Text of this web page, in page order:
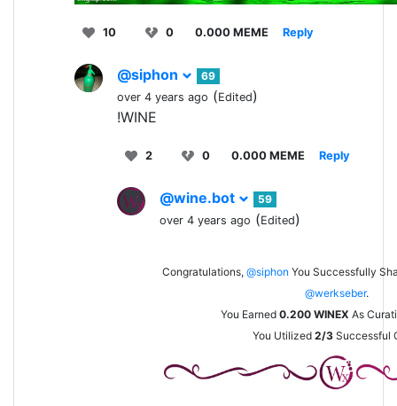
10 0 0.000 MEME Reply
@siphon
69
over 4 years ago (Edited)
!WINE
2 0 0.000 MEME Reply
@wine.bot
59
over 4 years ago (Edited)
Congratulations, @siphon You Successfully
@werkseber.
You Earned 0.200 WINEX As
You Utilized 2/3 Successful